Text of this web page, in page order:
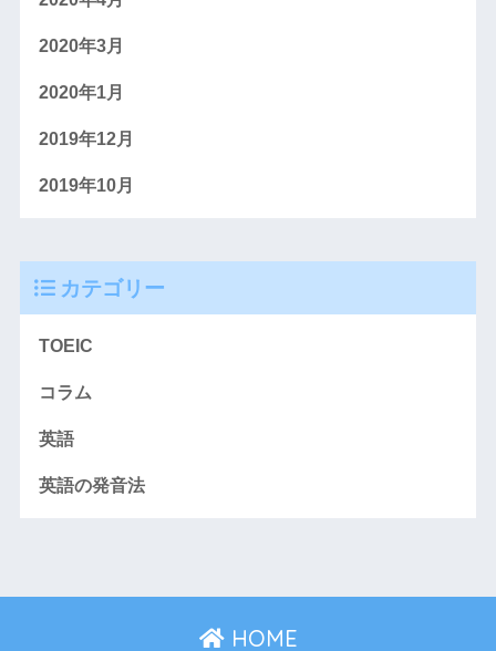
2020年3月
2020年1月
2019年12月
2019年10月
カテゴリー
TOEIC
コラム
英語
英語の発音法
HOME